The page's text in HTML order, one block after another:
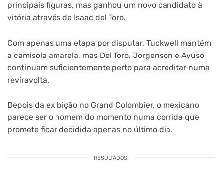
principais figuras, mas ganhou um novo candidato à
vitória através de Isaac del Toro.
Com apenas uma etapa por disputar, Tuckwell mantém
a camisola amarela, mas Del Toro, Jorgenson e Ayuso
continuam suficientemente perto para acreditar numa
reviravolta.
Depois da exibição no Grand Colombier, o mexicano
parece ser o homem do momento numa corrida que
promete ficar decidida apenas no último dia.
RESULTADOS: